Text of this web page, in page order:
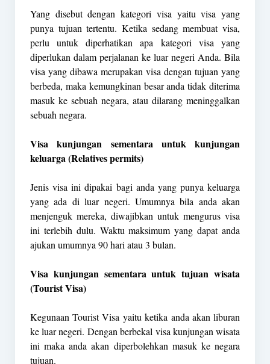
Yang disebut dengan kategori visa yaitu visa yang
punya tujuan tertentu. Ketika sedang membuat visa,
perlu untuk diperhatikan apa kategori visa yang
diperlukan dalam perjalanan ke luar negeri Anda. Bila
visa yang dibawa merupakan visa dengan tujuan yang
berbeda, maka kemungkinan besar anda tidak diterima
masuk ke sebuah negara, atau dilarang meninggalkan
sebuah negara.
Visa kunjungan sementara untuk kunjungan
keluarga (Relatives permits)
Jenis visa ini dipakai bagi anda yang punya keluarga
yang ada di luar negeri. Umumnya bila anda akan
menjenguk mereka, diwajibkan untuk mengurus visa
ini terlebih dulu. Waktu maksimum yang dapat anda
ajukan umumnya 90 hari atau 3 bulan.
Visa kunjungan sementara untuk tujuan wisata
(Tourist Visa)
Kegunaan Tourist Visa yaitu ketika anda akan liburan
ke luar negeri. Dengan berbekal visa kunjungan wisata
ini maka anda akan diperbolehkan masuk ke negara
tujuan.